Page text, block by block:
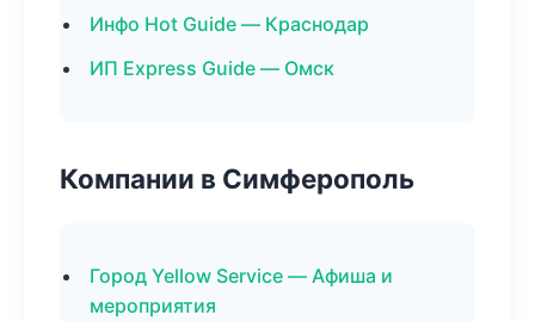
Инфо Hot Guide — Краснодар
ИП Express Guide — Омск
Компании в Симферополь
Город Yellow Service — Афиша и
мероприятия